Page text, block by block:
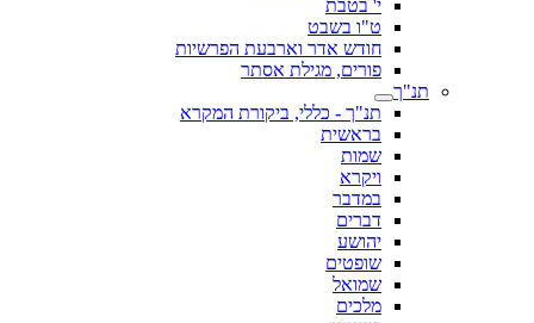
י' בטבת
ט"ו בשבט
חודש אדר וארבעת הפרשיות
פורים, מגילת אסתר
תנ"ך
תנ"ך - כללי, ביקורת המקרא
בראשית
שמות
ויקרא
במדבר
דברים
יהושע
שופטים
שמואל
מלכים